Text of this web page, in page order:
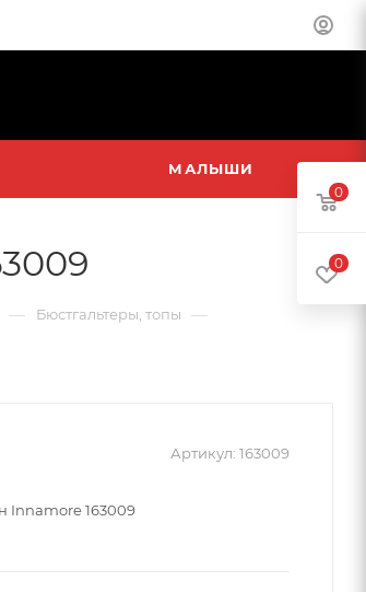
МАЛЫШИ
— Бюстгальтеры, топы —
Артикул: 163009
Innamore 163009
0
0